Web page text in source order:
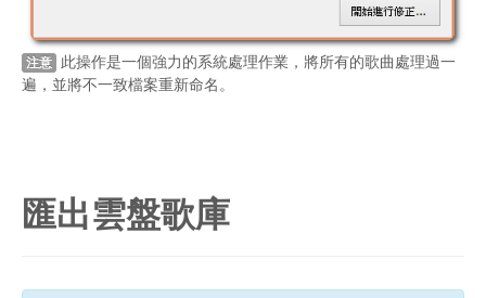
注意 此操作是一個強力的系統處理作業，將所有的歌曲處理過一
遍，並將不一致檔案重新命名。
匯出雲盤歌庫